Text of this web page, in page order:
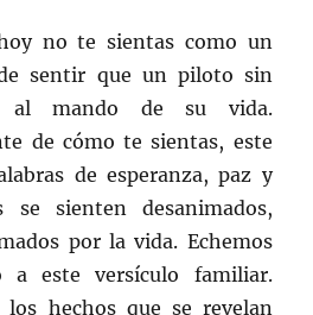
no te sientas como un
sentir que un piloto sin
al mando de su vida.
de cómo te sientas, este
de esperanza, paz y
se sienten desanimados,
por la vida. Echemos
a este versículo familiar.
los hechos que se revelan